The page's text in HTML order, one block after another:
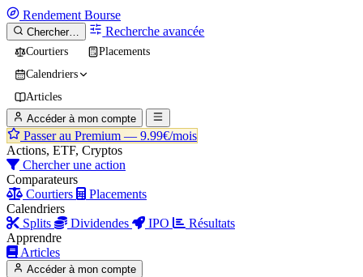
Rendement Bourse
Chercher… Recherche avancée
Courtiers
Placements
Calendriers
Articles
Accéder à mon compte
Passer au Premium — 9.99€/mois
Actions, ETF, Cryptos
Chercher une action
Comparateurs
Courtiers
Placements
Calendriers
Splits
Dividendes IPO
Résultats
Apprendre
Articles
Accéder à mon compte